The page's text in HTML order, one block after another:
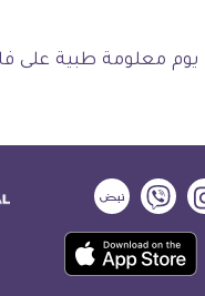
ديلي
ميديكال
انفو
ديلي
ميديكال
انفو
ديلي
ميديكال
انفو
حمل
تطبيق